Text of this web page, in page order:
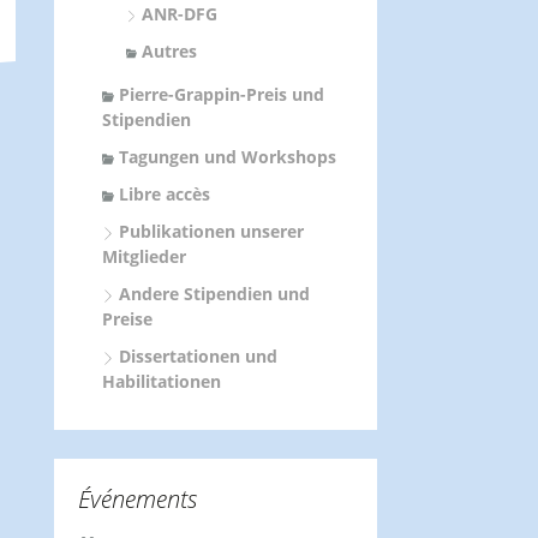
ANR-DFG
Autres
Pierre-Grappin-Preis und
Stipendien
Tagungen und Workshops
Libre accès
Publikationen unserer
Mitglieder
Andere Stipendien und
Preise
Dissertationen und
Habilitationen
Événements